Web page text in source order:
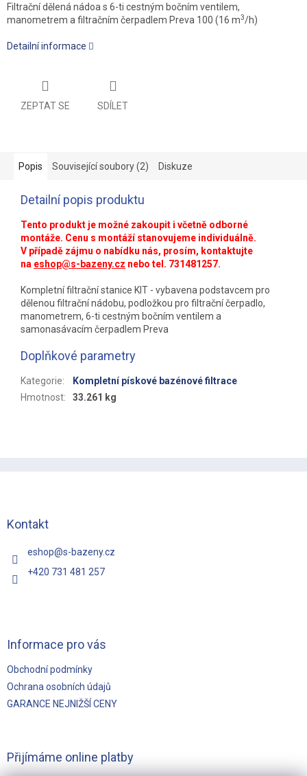
Filtrační dělená nádoa s 6-ti cestným bočním ventilem,
manometrem a filtračním čerpadlem Preva 100 (16 m3/h)
Detailní informace
ZEPTAT SE SDÍLET
Popis Související soubory (2) Diskuze
Detailní popis produktu
Tento produkt je možné zakoupit i včetně odborné
montáže. Cenu s montáží stanovujeme individuálně.
V případě zájmu o nabídku nás, prosím, kontaktujte
na eshop@s-bazeny.cz nebo tel. 731481257.
Kompletní filtrační stanice KIT - vybavena podstavcem pro
dělenou filtrační nádobu, podložkou pro filtrační čerpadlo,
manometrem, 6-ti cestným bočním ventilem a
samonasávacím čerpadlem Preva
Doplňkové parametry
Kategorie:
Kompletní pískové bazénové filtrace
Hmotnost: 33.261 kg
Kontakt
eshop@s-bazeny.cz
+420 731 481 257
Informace pro vás
Obchodní podmínky
Ochrana osobních údajů
GARANCE NEJNIŽŠÍ CENY
Přijímáme online platby